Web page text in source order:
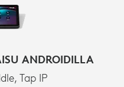
ANDROIDILLA
Tap IP